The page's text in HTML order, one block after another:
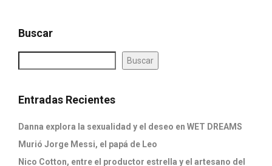
Buscar
Buscar
Entradas Recientes
Danna explora la sexualidad y el deseo en WET DREAMS
Murió Jorge Messi, el papá de Leo
Nico Cotton, entre el productor estrella y el artesano del